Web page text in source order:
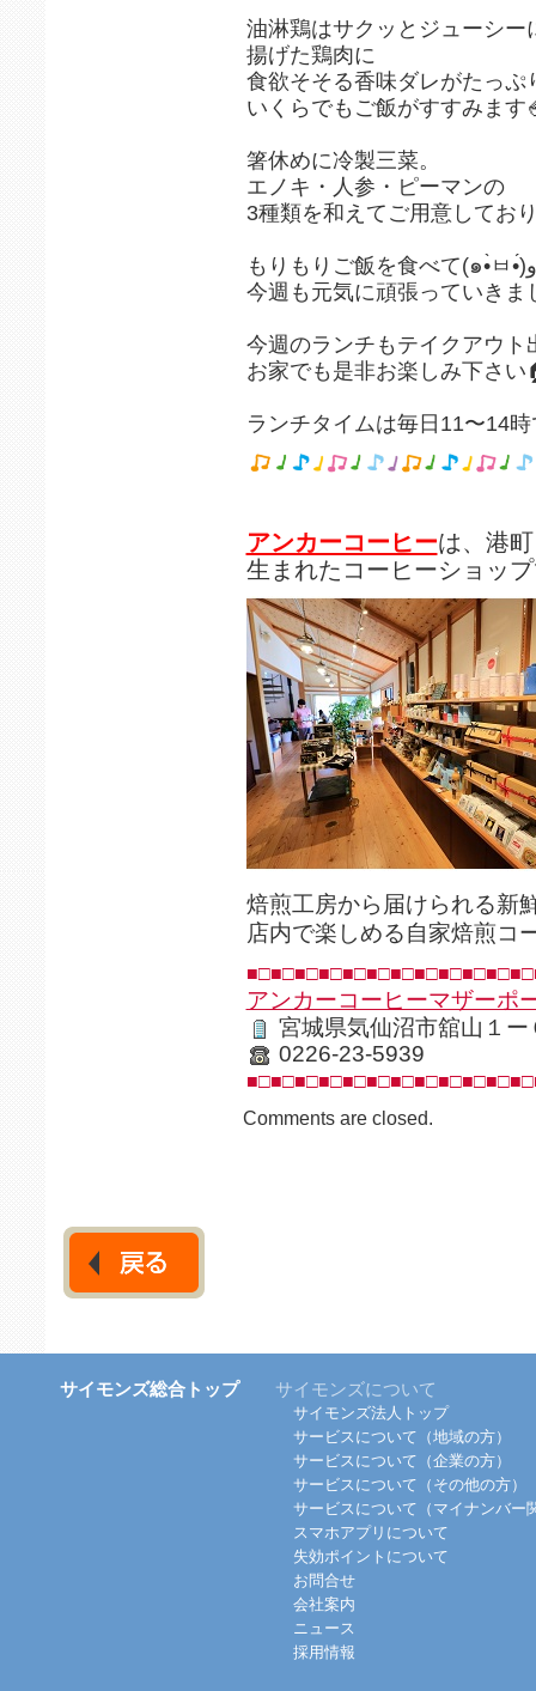
油淋鶏はサクッとジューシー
揚げた鶏肉に
食欲そそる香味ダレがたっぷ
いくらでもご飯がすすみます
箸休めに冷製三菜。
エノキ・人参・ピーマンの
3種類を和えてご用意してお
今週も元気に頑張っていきま
今週のランチもテイクアウト
お家でも是非お楽しみ下さい
ランチタイムは毎日11〜14時
アンカーコーヒーは、港
生まれたコーヒーショッ
焙煎工房から届けられる新
店内で楽しめる自家焙煎コ
アンカーコーヒーマザーポ
宮城県気仙沼市舘山１ー
0226-23-5939
Comments are closed.
サイモンズ総合トップ サイモンズについて
サイモンズ法人トップ
サービスについて（地域の方）
サービスについて（企業の方）
サービスについて（その他の方）
サービスについて（マイナンバー
スマホアプリについて
失効ポイントについて
お問合せ
会社案内
ニュース
採用情報